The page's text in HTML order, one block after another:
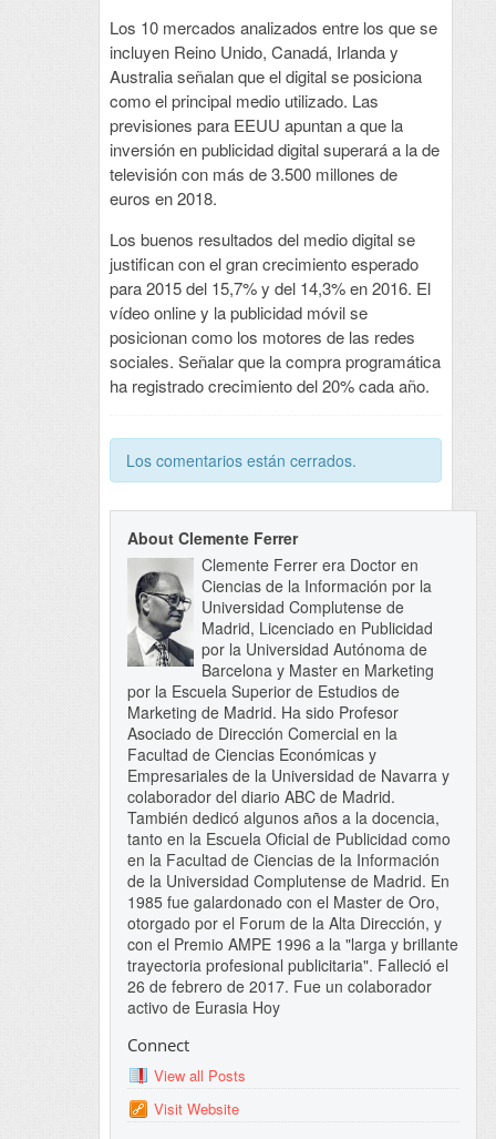
Los 10 mercados analizados entre los que se
incluyen Reino Unido, Canadá, Irlanda y
Australia señalan que el digital se posiciona
como el principal medio utilizado. Las
previsiones para EEUU apuntan a que la
inversión en publicidad digital superará a la de
televisión con más de 3.500 millones de
euros en 2018.
Los buenos resultados del medio digital se
justifican con el gran crecimiento esperado
para 2015 del 15,7% y del 14,3% en 2016. El
vídeo online y la publicidad móvil se
posicionan como los motores de las redes
sociales. Señalar que la compra programática
ha registrado crecimiento del 20% cada año.
Los comentarios están cerrados.
About Clemente Ferrer
Clemente Ferrer era Doctor en
Ciencias de la Información por la
Universidad Complutense de
Madrid, Licenciado en Publicidad
por la Universidad Autónoma de
Barcelona y Master en Marketing
por la Escuela Superior de Estudios de
Marketing de Madrid. Ha sido Profesor
Asociado de Dirección Comercial en la
Facultad de Ciencias Económicas y
Empresariales de la Universidad de Navarra y
colaborador del diario ABC de Madrid.
También dedicó algunos años a la docencia,
tanto en la Escuela Oficial de Publicidad como
en la Facultad de Ciencias de la Información
de la Universidad Complutense de Madrid. En
1985 fue galardonado con el Master de Oro,
otorgado por el Forum de la Alta Dirección, y
con el Premio AMPE 1996 a la "larga y brillante
trayectoria profesional publicitaria". Falleció el
26 de febrero de 2017. Fue un colaborador
activo de Eurasia Hoy
Connect
View all Posts
Visit Website